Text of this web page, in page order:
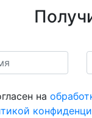
на